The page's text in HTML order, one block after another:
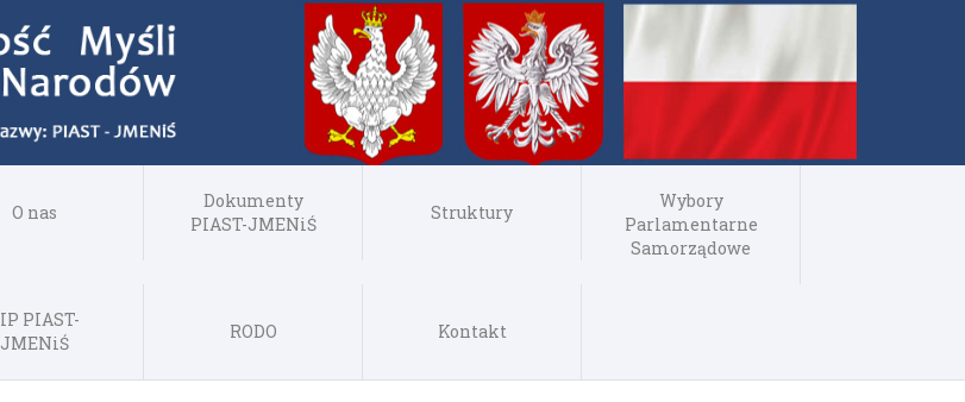
O nas
Dokumenty
PIAST-JMENiŚ
Struktury
Wybory
Parlamentarne
Samorządowe
JMENiŚ
RODO Kontakt